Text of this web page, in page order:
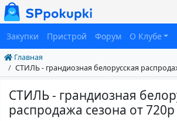
Закупки Пристрой Форум О Клубе
Главная
СТИЛЬ - грандиозная белорусская
СТИЛЬ - грандиозная
распродажа сезона от 720р